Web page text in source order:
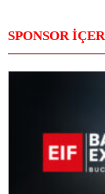
SPONSOR